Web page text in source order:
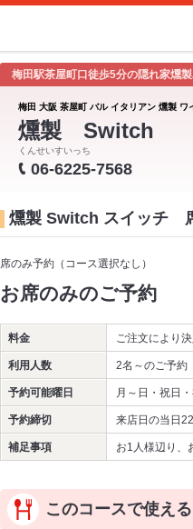
梅田駅茶屋町口徒歩5分の隠れ家燻
梅田 大阪 茶屋町 バル イタリアン 燻製
燻製 Switch
くんせいすいっち
06-6225-7568
燻製 Switch スイッチ
席のみ予約（コース選択なし）
お席のみのご予約
料金 ご注文により
利用人数 2名～のご予約
予約可能曜日 月～日・祝日
予約締切 来店日の当日
補足事項 お1人様辺り、
このコースで使え